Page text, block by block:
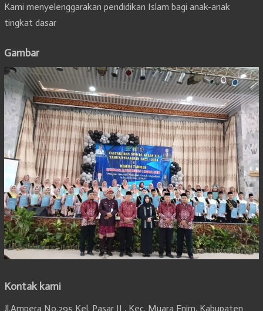
Kami menyelenggarakan pendidikan Islam bagi anak-anak
tingkat dasar
Gambar
Kontak kami
Jl.Ampera No.295 Kel. Pasar II , Kec. Muara Enim, Kabupaten